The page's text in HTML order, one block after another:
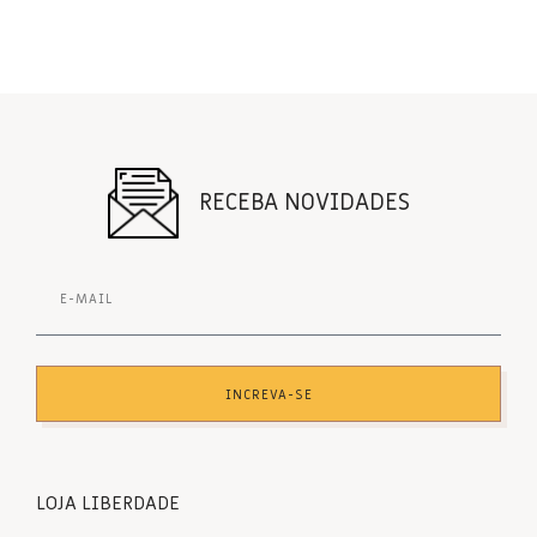
RECEBA NOVIDADES
INCREVA-SE
LOJA LIBERDADE